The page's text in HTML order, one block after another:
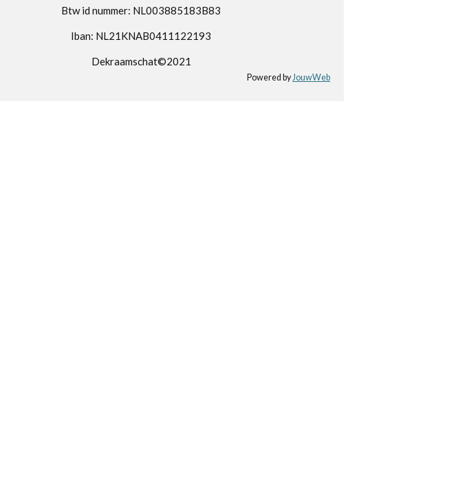
Btw id nummer: NL003885183B83
Iban: NL21KNAB0411122193
Dekraamschat©2021
Powered by JouwWeb